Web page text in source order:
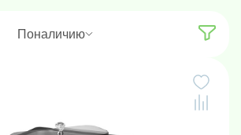
Поналичию